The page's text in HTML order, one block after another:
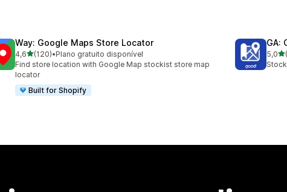
Way: Google Maps Store Locator
4,6de 5 estrelas
(120)
120 total de avaliações
•Plano gratuito disponível
Find store location with Google Map stockist store map
locator
Built for Shopify
GA:
5,0
108